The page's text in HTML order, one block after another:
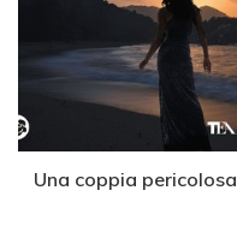
Una coppia pericolosa